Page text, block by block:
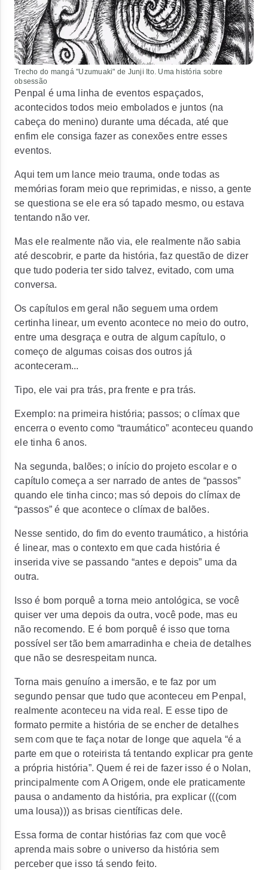
Trecho do mangá "Uzumuaki" de Junji Ito. Uma história sobre
obsessão
Penpal é uma linha de eventos espaçados,
acontecidos todos meio embolados e juntos (na
cabeça do menino) durante uma década, até que
enfim ele consiga fazer as conexões entre esses
eventos.
Aqui tem um lance meio trauma, onde todas as
memórias foram meio que reprimidas, e nisso, a gente
se questiona se ele era só tapado mesmo, ou estava
tentando não ver.
Mas ele realmente não via, ele realmente não sabia
até descobrir, e parte da história, faz questão de dizer
que tudo poderia ter sido talvez, evitado, com uma
conversa.
Os capítulos em geral não seguem uma ordem
certinha linear, um evento acontece no meio do outro,
entre uma desgraça e outra de algum capítulo, o
começo de algumas coisas dos outros já
aconteceram...
Tipo, ele vai pra trás, pra frente e pra trás.
Exemplo: na primeira história; passos; o clímax que
encerra o evento como “traumático” aconteceu quando
ele tinha 6 anos.
Na segunda, balões; o início do projeto escolar e o
capítulo começa a ser narrado de antes de “passos”
quando ele tinha cinco; mas só depois do clímax de
“passos” é que acontece o clímax de balões.
Nesse sentido, do fim do evento traumático, a história
é linear, mas o contexto em que cada história é
inserida vive se passando “antes e depois” uma da
outra.
Isso é bom porquê a torna meio antológica, se você
quiser ver uma depois da outra, você pode, mas eu
não recomendo. E é bom porquê é isso que torna
possível ser tão bem amarradinha e cheia de detalhes
que não se desrespeitam nunca.
Torna mais genuíno a imersão, e te faz por um
segundo pensar que tudo que aconteceu em Penpal,
realmente aconteceu na vida real. E esse tipo de
formato permite a história de se encher de detalhes
sem com que te faça notar de longe que aquela “é a
parte em que o roteirista tá tentando explicar pra gente
a própria história”. Quem é rei de fazer isso é o Nolan,
principalmente com A Origem, onde ele praticamente
pausa o andamento da história, pra explicar (((com
uma lousa))) as brisas científicas dele.
Essa forma de contar histórias faz com que você
aprenda mais sobre o universo da história sem
perceber que isso tá sendo feito.